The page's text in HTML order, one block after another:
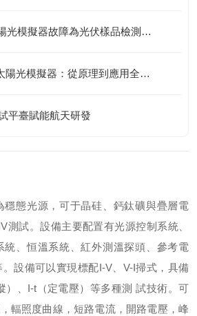
及時排查LED穩態太陽光模擬器故障為光伏樣品檢測提供穩定光源條件
追光小課堂 | 平行光太陽光模擬器：從原理到應用全攻略
平臺賦能航天研發
穩態光源，可于晶硅、鈣鈦礦與疊層電
測試。設備主要配置有光源控制系統、
統、恒溫系統、紅外測溫探頭、參考電
。設備可以實現標配I-V、V-I掃式，具備
）、I-t（定電壓）等多種測 試技術。可
輻照度曲線，短路電流，開路電壓，峰